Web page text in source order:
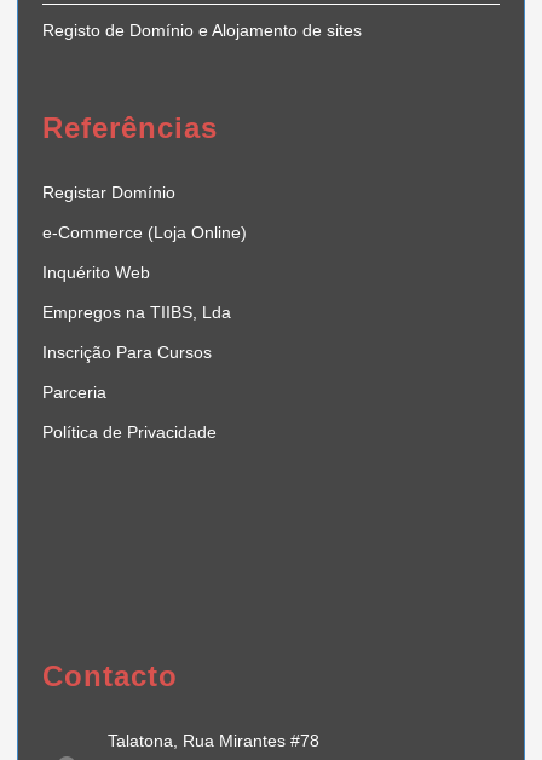
Registo de Domínio e Alojamento de sites
Referências
Registar Domínio
e-Commerce (Loja Online)
Inquérito Web
Empregos na TIIBS, Lda
Inscrição Para Cursos
Parceria
Política de Privacidade
Contacto
Talatona, Rua Mirantes #78